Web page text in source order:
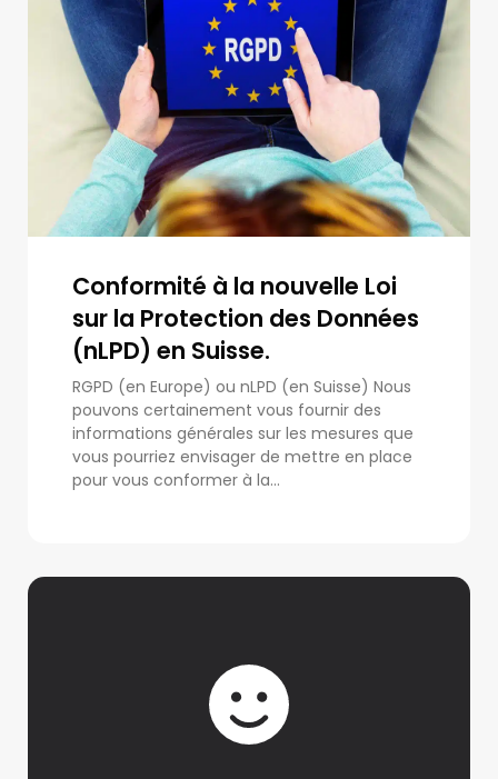
Conformité à la nouvelle Loi
sur la Protection des Données
(nLPD) en Suisse.
RGPD (en Europe) ou nLPD (en Suisse) Nous
pouvons certainement vous fournir des
informations générales sur les mesures que
vous pourriez envisager de mettre en place
pour vous conformer à la...